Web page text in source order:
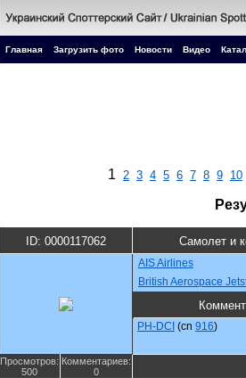
Главная Загрузить фото Новости Видео
1 2 3 4 5 6 7 8 9 10
ID: 0000117062 Самолет и
AIS Airlines
British Aerospace
PH-DCI (cn 916)
Просмотров:
500
Комментариев:
0